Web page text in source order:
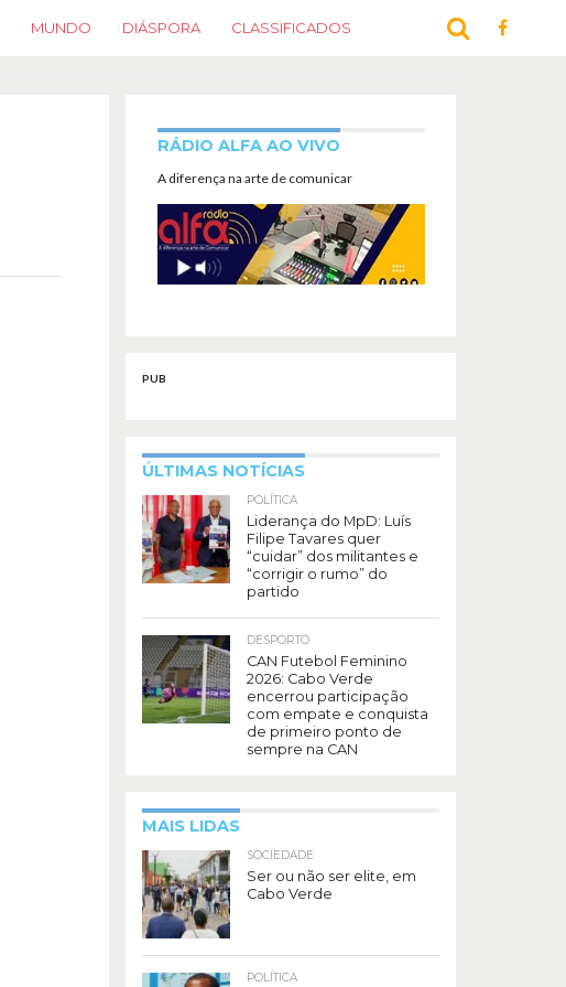
MUNDO DIÁSPORA CLASSIFICADOS
RÁDIO ALFA AO VIVO
A diferença na arte de comunicar
PUB
ÚLTIMAS NOTÍCIAS
POLÍTICA
Liderança do MpD: Luís
Filipe Tavares quer
“cuidar” dos militantes e
“corrigir o rumo” do
partido
DESPORTO
CAN Futebol Feminino
2026: Cabo Verde
encerrou participação
com empate e conquista
de primeiro ponto de
sempre na CAN
MAIS LIDAS
SOCIEDADE
Ser ou não ser elite, em
Cabo Verde
POLÍTICA